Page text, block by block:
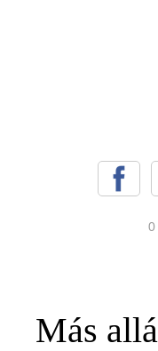
0
Más